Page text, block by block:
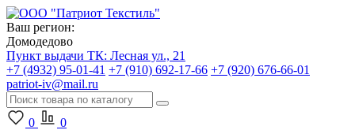
Ваш регион:
Домодедово
Пункт выдачи ТК: Лесная ул., 21
+7 (4932) 95-01-41 +7 (910) 692-17-66 +7 (920) 676-66-01
patriot-iv@mail.ru
0 0